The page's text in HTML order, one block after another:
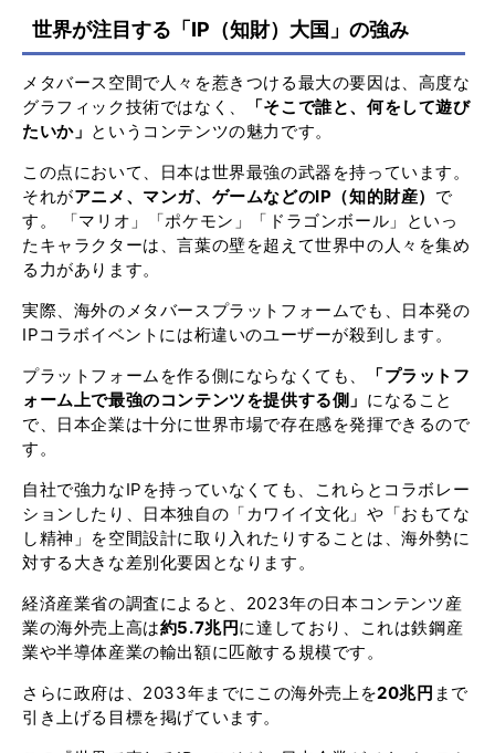
世界が注目する「IP（知財）大国」の強み
メタバース空間で人々を惹きつける最大の要因は、高度な
グラフィック技術ではなく、
「そこで誰と、何をして遊び
たいか」 というコンテンツの魅力です。
この点において、日本は世界最強の武器を持っています。
それがアニメ、マンガ、ゲームなどのIP（知的財産） で
す。 「マリオ」「ポケモン」「ドラゴンボール」といっ
たキャラクターは、言葉の壁を超えて世界中の人々を集め
る力があります。
実際、海外のメタバースプラットフォームでも、日本発の
IPコラボイベントには桁違いのユーザーが殺到します。
プラットフォームを作る側にならなくても、
「プラットフ
ォーム上で最強のコンテンツを提供する側」 になること
で、日本企業は十分に世界市場で存在感を発揮できるので
す。
自社で強力なIPを持っていなくても、これらとコラボレー
ションしたり、日本独自の「カワイイ文化」や「おもてな
し精神」を空間設計に取り入れたりすることは、海外勢に
対する大きな差別化要因となります。
経済産業省の調査によると、2023年の日本コンテンツ産
業の海外売上高は約5.7兆円に達しており、これは鉄鋼産
業や半導体産業の輸出額に匹敵する規模です。
さらに政府は、2033年までにこの海外売上を20兆円 まで
引き上げる目標を掲げています。